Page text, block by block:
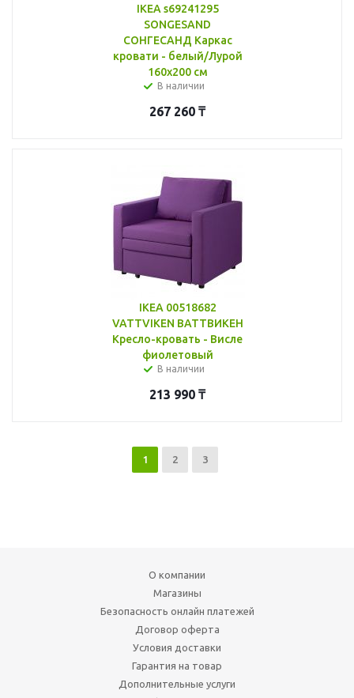
IKEA s69241295
SONGESAND
СОНГЕСАНД Каркас
кровати - белый/Лурой
160x200 см
В наличии
267 260 ₸
IKEA 00518682
VATTVIKEN ВАТТВИКЕН
Кресло-кровать - Висле
фиолетовый
В наличии
213 990 ₸
1 2 3
О компании
Магазины
Безопасность онлайн платежей
Договор оферта
Условия доставки
Гарантия на товар
Дополнительные услуги